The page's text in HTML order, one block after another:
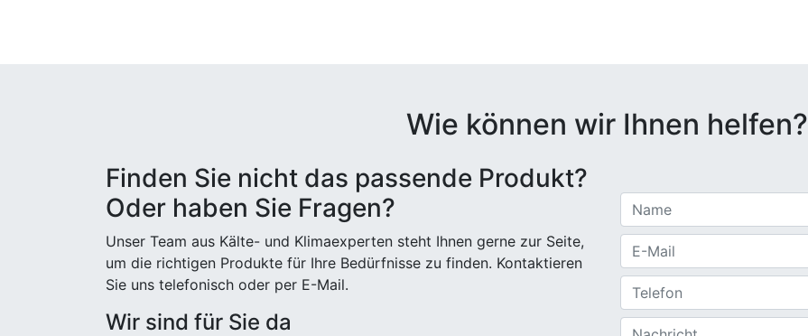
Wie können wir Ihnen helfen?
Finden Sie nicht das passende Produkt?
Oder haben Sie Fragen?
Unser Team aus Kälte- und Klimaexperten steht Ihnen gerne zur Seite,
um die richtigen Produkte für Ihre Bedürfnisse zu finden. Kontaktieren
Sie uns telefonisch oder per E-Mail.
Wir sind für Sie da